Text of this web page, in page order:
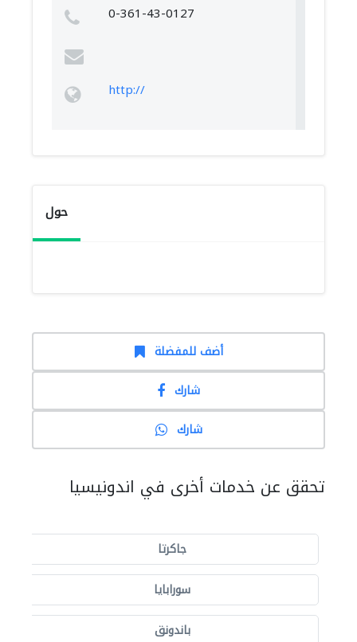
0-361-43-0127
http://
حول
أضف للمفضلة
شارك
شارك
تحقق عن خدمات أخرى في اندونيسيا
جاكرتا
سورابايا
باندونق